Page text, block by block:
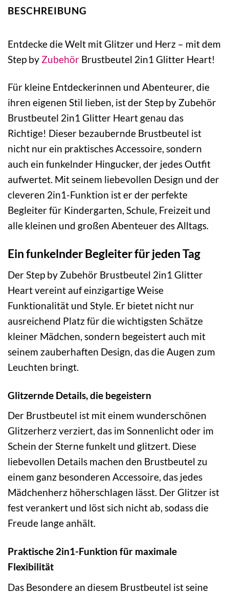
BESCHREIBUNG
Entdecke die Welt mit Glitzer und Herz – mit dem
Step by Zubehör Brustbeutel 2in1 Glitter Heart!
Für kleine Entdeckerinnen und Abenteurer, die
ihren eigenen Stil lieben, ist der Step by Zubehör
Brustbeutel 2in1 Glitter Heart genau das
Richtige! Dieser bezaubernde Brustbeutel ist
nicht nur ein praktisches Accessoire, sondern
auch ein funkelnder Hingucker, der jedes Outfit
aufwertet. Mit seinem liebevollen Design und der
cleveren 2in1-Funktion ist er der perfekte
Begleiter für Kindergarten, Schule, Freizeit und
alle kleinen und großen Abenteuer des Alltags.
Ein funkelnder Begleiter für jeden Tag
Der Step by Zubehör Brustbeutel 2in1 Glitter
Heart vereint auf einzigartige Weise
Funktionalität und Style. Er bietet nicht nur
ausreichend Platz für die wichtigsten Schätze
kleiner Mädchen, sondern begeistert auch mit
seinem zauberhaften Design, das die Augen zum
Leuchten bringt.
Glitzernde Details, die begeistern
Der Brustbeutel ist mit einem wunderschönen
Glitzerherz verziert, das im Sonnenlicht oder im
Schein der Sterne funkelt und glitzert. Diese
liebevollen Details machen den Brustbeutel zu
einem ganz besonderen Accessoire, das jedes
Mädchenherz höherschlagen lässt. Der Glitzer ist
fest verankert und löst sich nicht ab, sodass die
Freude lange anhält.
Praktische 2in1-Funktion für maximale
Flexibilität
Das Besondere an diesem Brustbeutel ist seine